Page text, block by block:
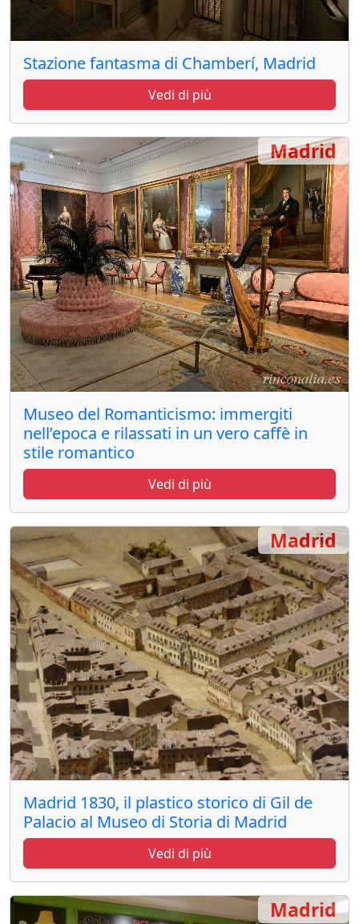
Stazione fantasma di Chamberí, Madrid
Vedi di più
Museo del Romanticismo: immergiti
nell’epoca e rilassati in un vero caffè in
stile romantico
Vedi di più
Madrid
Madrid 1830, il plastico storico di Gil de
Palacio al Museo di Storia di Madrid
Vedi di più
Madrid
Madrid